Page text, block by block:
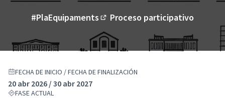
#PlaEquipaments
(Enlace externo)
Proceso participativo
FECHA DE INICIO / FECHA DE FINALIZACIÓN
20 abr 2026 / 30 abr 2027
FASE ACTUAL